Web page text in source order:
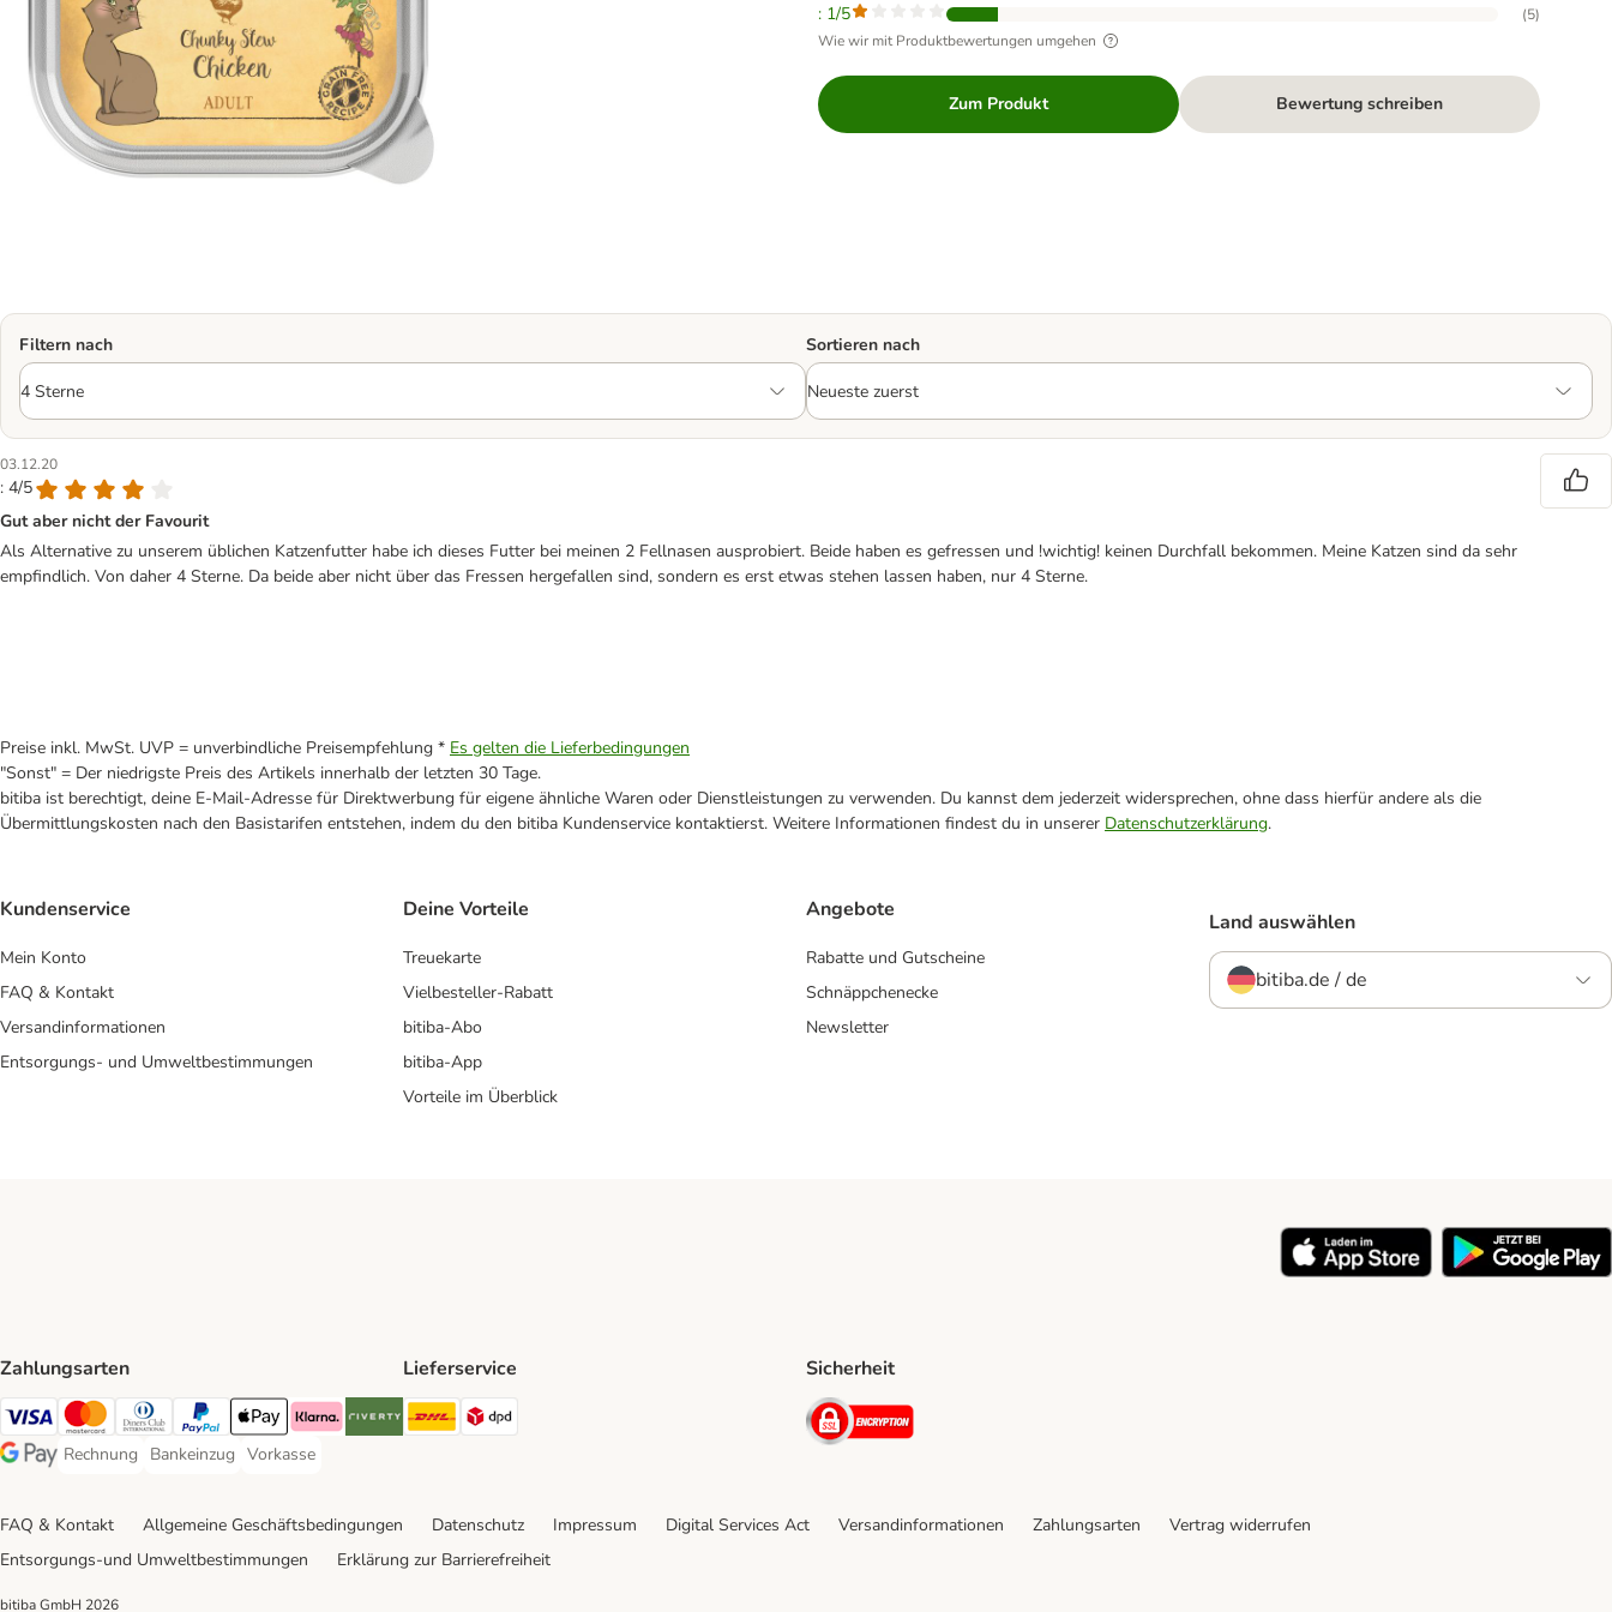
: 1/5 (5)
Wie wir mit Produktbewertungen umgehen
Zum Produkt Bewertung schreiben
Filtern nach Sortieren nach
03.12.20
: 4/5
Gut aber nicht der Favourit
Als Alternative zu unserem üblichen Katzenfutter habe ich dieses Futter bei meinen 2 Fellnasen ausprobiert. Beide haben es gefressen und !wichtig! keinen Durchfall bekommen. Meine Katzen sind da sehr
empfindlich. Von daher 4 Sterne. Da beide aber nicht über das Fressen hergefallen sind, sondern es erst etwas stehen lassen haben, nur 4 Sterne.
Preise inkl. MwSt. UVP = unverbindliche Preisempfehlung * Es gelten die Lieferbedingungen
"Sonst" = Der niedrigste Preis des Artikels innerhalb der letzten 30 Tage.
bitiba ist berechtigt, deine E-Mail-Adresse für Direktwerbung für eigene ähnliche Waren oder Dienstleistungen zu verwenden. Du kannst dem jederzeit widersprechen, ohne dass hierfür andere als die
Übermittlungskosten nach den Basistarifen entstehen, indem du den bitiba Kundenservice kontaktierst. Weitere Informationen findest du in unserer Datenschutzerklärung.
Kundenservice
Mein Konto
FAQ & Kontakt
Versandinformationen
Entsorgungs- und Umweltbestimmungen
Deine Vorteile
Treuekarte
Vielbesteller-Rabatt
bitiba-Abo
bitiba-App
Vorteile im Überblick
Angebote
Rabatte und Gutscheine
Schnäppchenecke
Newsletter
Land auswählen
bitiba.de / de
Zahlungsarten
Visa Payment Method
Mastercard Payment Method
Diners Club Payment Method
PayPal Payment Method
Apple Pay Payment Method
Klarna Payment Method
Riverty Payment Method
Google Pay Payment Method
Rechnung
Rechnung Payment Method
Bankeinzug
Bankeinzug Payment Method
Vorkasse
Vorkasse Payment Method
Lieferservice
DHL Shipping Method
Sicherheit
Security
FAQ & Kontakt Allgemeine Geschäftsbedingungen Datenschutz Impressum Digital Services Act Versandinformationen Zahlungsarten
Vertrag widerrufen
Entsorgungs-und Umweltbestimmungen
Erklärung zur Barrierefreiheit
bitiba GmbH 2026